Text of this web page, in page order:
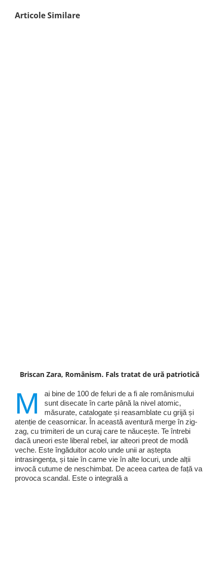
Articole Similare
Briscan Zara, Românism. Fals tratat de ură patriotică
M
ai bine de 100 de feluri de a fi ale românismului
sunt disecate în carte până la nivel atomic,
măsurate, catalogate și reasamblate cu grijă și
atenție de ceasornicar. În această aventură merge în zig-
zag, cu trimiteri de un curaj care te năucește. Te întrebi
dacă uneori este liberal rebel, iar alteori preot de modă
veche. Este îngăduitor acolo unde unii ar aștepta
intrasingența, și taie în carne vie în alte locuri, unde alții
invocă cutume de neschimbat. De aceea cartea de față va
provoca scandal. Este o integrală a